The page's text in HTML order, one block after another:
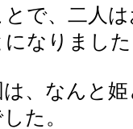
とで、二人
になりまし
、なんと姫
た。